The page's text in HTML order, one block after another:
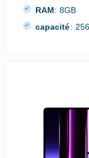
RAM: 8GB
capacité: